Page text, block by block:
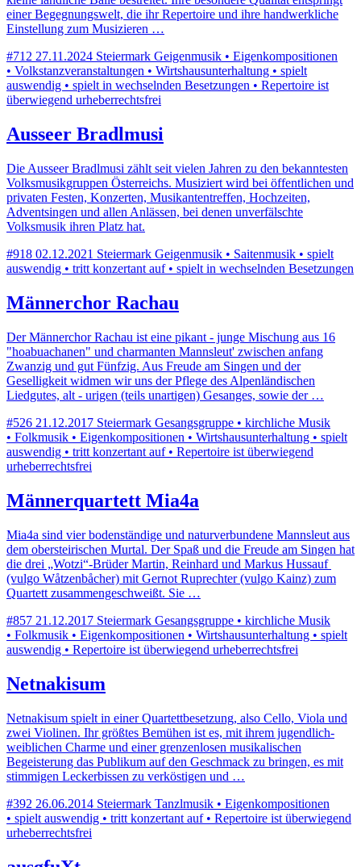
einer Begegnungswelt, die ihr Repertoire und ihre handwerkliche
Einstellung zum Musizieren …
#712 27.11.2024 Steiermark Geigenmusik • Eigenkompositionen
• Volkstanzveranstaltungen • Wirtshausunterhaltung • spielt
auswendig • spielt in wechselnden Besetzungen • Repertoire ist
überwiegend urheberrechtsfrei
Ausseer Bradlmusi
Die Ausseer Bradlmusi zählt seit vielen Jahren zu den bekanntesten
Volksmusikgruppen Österreichs. Musiziert wird bei öffentlichen und
privaten Festen, Konzerten, Musikantentreffen, Hochzeiten,
Adventsingen und allen Anlässen, bei denen unverfälschte
Volksmusik ihren Platz hat.
#918 02.12.2021 Steiermark Geigenmusik • Saitenmusik • spielt
auswendig • tritt konzertant auf • spielt in wechselnden Besetzungen
Männerchor Rachau
Der Männerchor Rachau ist eine pikant - junge Mischung aus 16
"hoabuachanen" und charmanten Mannsleut' zwischen anfang
Zwanzig und gut Fünfzig. Aus Freude am Singen und der
Geselligkeit widmen wir uns der Pflege des Alpenländischen
Liedgutes, alt - urigen (teils unartigen) Gesanges, sowie der …
#526 21.12.2017 Steiermark Gesangsgruppe • kirchliche Musik
• Folkmusik • Eigenkompositionen • Wirtshausunterhaltung • spielt
auswendig • tritt konzertant auf • Repertoire ist überwiegend
urheberrechtsfrei
Männerquartett Mia4a
Mia4a sind vier bodenständige und naturverbundene Mannsleut aus
dem obersteirischen Murtal. Der Spaß und die Freude am Singen hat
die drei „Wotzi“-Brüder Martin, Reinhard und Markus Hussauf
(vulgo Wåtzenbåcher) mit Gernot Ruprechter (vulgo Kainz) zum
Quartett zusammengeschweißt. Sie …
#857 21.12.2017 Steiermark Gesangsgruppe • kirchliche Musik
• Folkmusik • Eigenkompositionen • Wirtshausunterhaltung • spielt
auswendig • Repertoire ist überwiegend urheberrechtsfrei
Netnakisum
Netnakisum spielt in einer Quartettbesetzung, also Cello, Viola und
zwei Violinen. Ihr größtes Bemühen ist es, mit ihrem jugendlich-
weiblichen Charme und einer grenzenlosen musikalischen
Begeisterung das Publikum auf den Geschmack zu bringen, es mit
stimmigen Leckerbissen zu verköstigen und …
#392 26.06.2014 Steiermark Tanzlmusik • Eigenkompositionen
• spielt auswendig • tritt konzertant auf • Repertoire ist überwiegend
urheberrechtsfrei